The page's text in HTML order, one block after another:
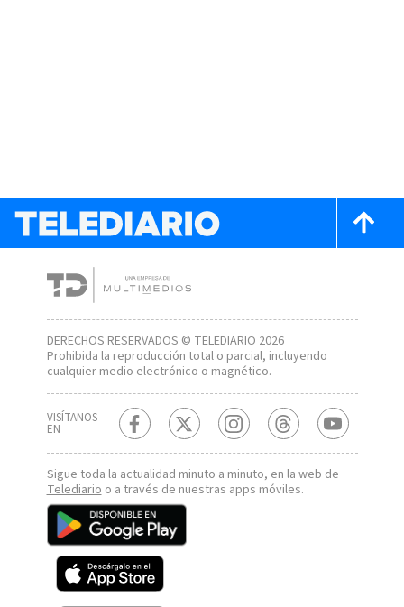
DERECHOS RESERVADOS © TELEDIARIO 2026
Prohibida la reproducción total o parcial, incluyendo
cualquier medio electrónico o magnético.
VISÍTANOS
EN
Sigue toda la actualidad minuto a minuto, en la web de
Telediarioo a través de nuestras apps móviles.